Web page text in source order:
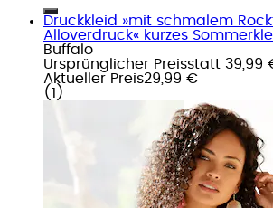
Druckkleid »mit schmalem
Alloverdruck« kurzes
Buffalo
Ursprünglicher Preisstatt 39,99
Aktueller Preis29,99 €
( 1 )